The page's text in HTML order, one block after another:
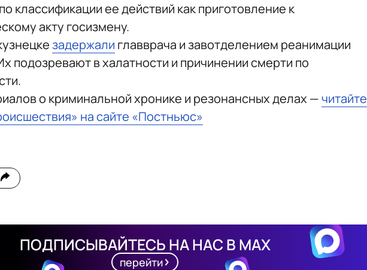
классификации ее действий как приготовление к
акту госизмену.
задержали главврача и завотделением реанимации
подозревают в халатности и причинении смерти по
о криминальной хронике и резонансных делах —читайте
на сайте «Постньюс»
ПОДПИСЫВАЙТЕСЬ НА НАС В MAX
перейти